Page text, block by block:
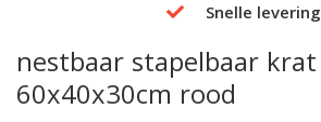
Snelle levering
nestbaar stapelbaar krat
60x40x30cm rood